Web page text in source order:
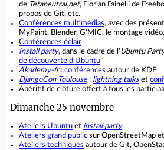
de Tetaneutral.net, Florian Fainelli de
propos de Git, etc.
Conférences multimédias, avec des
MyPaint, Blender, G’MIC, le montage
Conférences éclair
Install party, dans le cadre de l’Ubuntu
de découverte d’Ubuntu
Akademy-fr: conférences autour de KDE
DjangoCon Toulouse: lightning talkset
Apéritif de clôture offert à tous les
Dimanche 25 novembre
Ateliers Ubuntu et install party
Ateliers grand public sur OpenStreetMap
Ateliers techniques autour de Git,